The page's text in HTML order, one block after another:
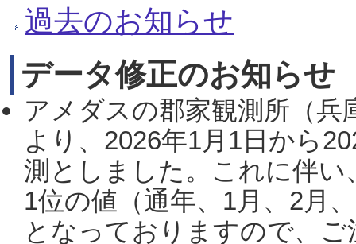
過去のお知らせ
データ修正のお知らせ
アメダスの郡家観測所（
より、2026年1月1日から
測としました。これに伴い
1位の値（通年、1月、2月
となっておりますので、